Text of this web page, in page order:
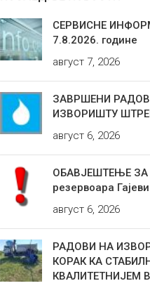
СЕРВИСНЕ
7.8.2026. године
август 7, 2026
ЗАВРШЕНИ
ИЗВОРИШТУ
август 6, 2026
ОБАВЈЕШТЕЊЕ ЗА
резервоара
август 6, 2026
РАДОВИ НА
КОРАК КА
КВАЛИТЕТНИЈЕМ